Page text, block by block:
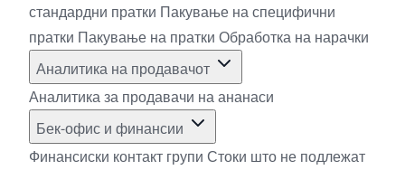
стандардни пратки Пакување на специфични
пратки Пакување на пратки Обработка на нарачки
Аналитика на продавачот
Аналитика за продавачи на ананаси
Бек-офис и финансии
Финансиски контакт групи Стоки што не подлежат